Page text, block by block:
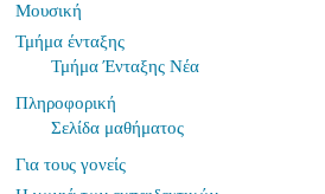
Μουσική
Τμήμα ένταξης
Τμήμα Ένταξης Νέα
Πληροφορική
Σελίδα μαθήματος
Για τους γονείς